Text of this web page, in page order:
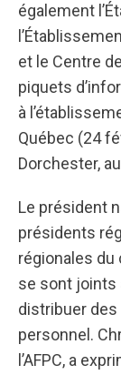
également
et le Centre
piquets
à
Québec (24
Dorchester,
Le président
présidents
régionales
se sont joints
distribuer
personnel.
l’AFPC, a